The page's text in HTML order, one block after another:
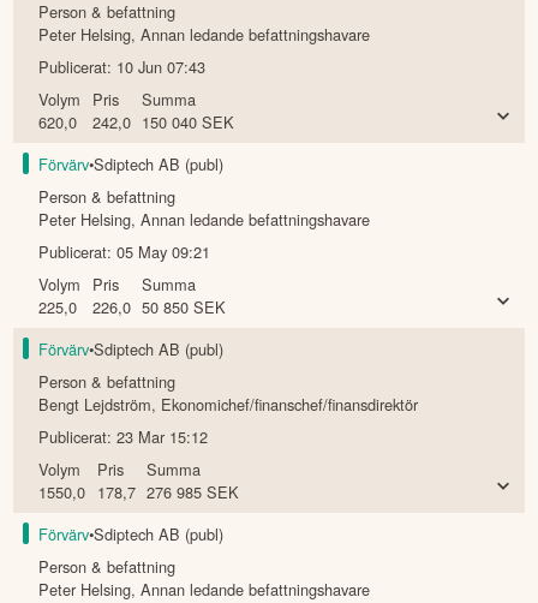
Person & befattning
Peter Helsing,Annan ledande befattningshavare
Publicerat: 10 Jun 07:43
Volym
620,0
Pris
242,0
Summa
150 040 SEK
Förvärv•Sdiptech AB (publ)
Person & befattning
Peter Helsing,Annan ledande befattningshavare
Publicerat:05 May 09:21
Volym
225,0
Pris
226,0
Summa
50 850 SEK
Förvärv•Sdiptech AB (publ)
Person & befattning
Bengt Lejdström, Ekonomichef/finanschef/finansdirektör
Publicerat:23 Mar 15:12
Volym
1550,0
Pris
178,7
Summa
276 985 SEK
Förvärv•Sdiptech AB (publ)
Person & befattning
Peter Helsing,Annan ledande befattningshavare